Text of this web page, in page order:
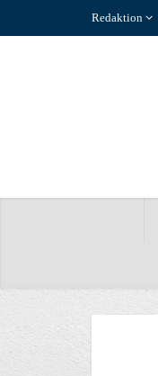
Redaktion